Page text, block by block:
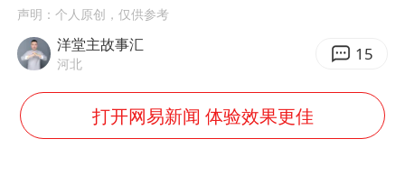
我国外贸延续良好增长态势
陈幸同晋级WTT横滨冠军赛8强
国防部：中国军队坚决反制任何闹海挑衅图谋
宇树科技中一签需缴款7.54万元
声明：个人原创，仅供参考
洋堂主故事汇
河北 15
打开网易新闻 体验效果更佳